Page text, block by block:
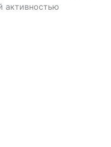
активностью